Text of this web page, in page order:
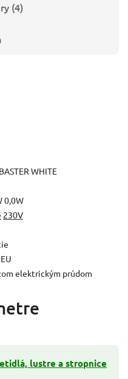
(4)
WHITE
0,0W
230V
elektrickým prúdom
lustre a stropnice